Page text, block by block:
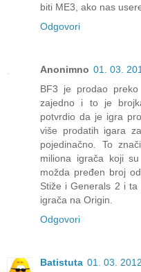
biti ME3, ako nas
Odgovori
Anonimno 01. 03.
BF3 je prodao
zajedno i to je
potvrdio da je igra
više prodatih igara
pojedinačno. To
miliona igrača koji
možda pređen broj
Stiže i Generals 2 i
igrača na Origin.
Odgovori
Batistuta 01. 03.